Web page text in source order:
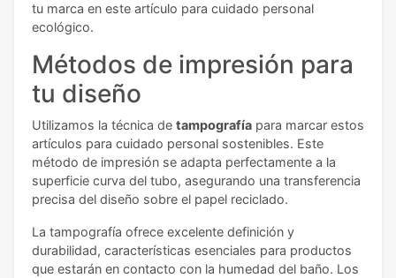
tu marca en este artículo para cuidado personal
ecológico.
Métodos de impresión para
tu diseño
Utilizamos la técnica de tampografía para marcar estos
artículos para cuidado personal sostenibles. Este
método de impresión se adapta perfectamente a la
superficie curva del tubo, asegurando una transferencia
precisa del diseño sobre el papel reciclado.
La tampografía ofrece excelente definición y
durabilidad, características esenciales para productos
que estarán en contacto con la humedad del baño. Los